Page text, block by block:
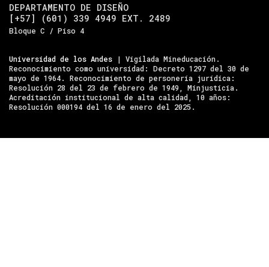
DEPARTAMENTO DE DISEÑO
[+57] (601) 339 4949 EXT. 2489
Bloque C / Piso 4
Universidad de los Andes | Vigilada Mineducación.
Reconocimiento como universidad: Decreto 1297 del 30 de
mayo de 1964. Reconocimiento de personería jurídica:
Resolución 28 del 23 de febrero de 1949, Minjusticia.
Acreditación institucional de alta calidad, 10 años:
Resolución 000194 del 16 de enero del 2025.